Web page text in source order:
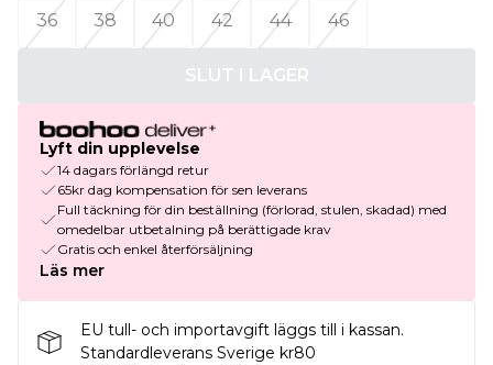
36
38 40 42 44 46
SLUT I LAGER
Lyft din upplevelse
14 dagars förlängd retur
65kr dag kompensation för sen leverans
Full täckning för din beställning (förlorad, stulen, skadad) med
omedelbar utbetalning på berättigade krav
Gratis och enkel återförsäljning
Läs mer
EU tull- och importavgift läggs till i kassan.
Standardleverans Sverige kr80